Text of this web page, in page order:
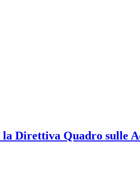
Direttiva Quadro sulle